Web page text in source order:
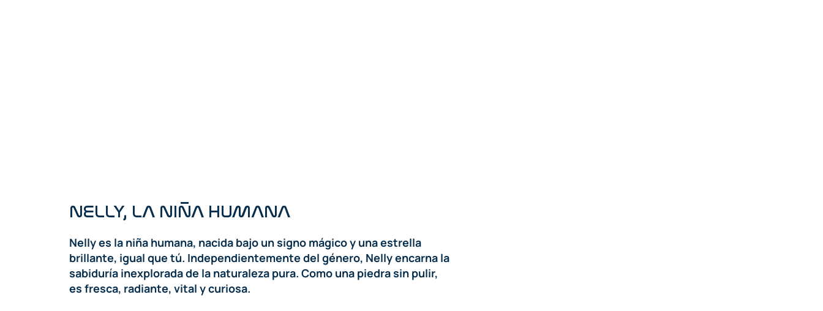
NELLY, LA NIÑA HUMANA
Nelly es la niña humana, nacida bajo un signo mágico y una estrella
brillante, igual que tú. Independientemente del género, Nelly encarna la
sabiduría inexplorada de la naturaleza pura. Como una piedra sin pulir,
es fresca, radiante, vital y curiosa.